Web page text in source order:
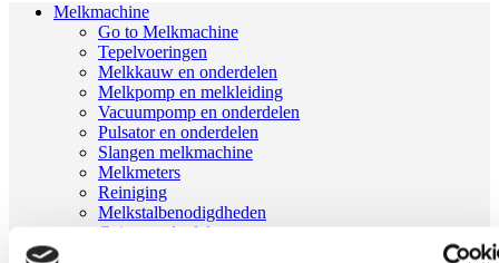
Melkmachine
Go to Melkmachine
Tepelvoeringen
Melkkauw en onderdelen
Melkpomp en melkleiding
Vacuumpomp en onderdelen
Pulsator en onderdelen
Slangen melkmachine
Melkmeters
Reiniging
Melkstalbenodigdheden
Geiten onderdelen
Melkrobot